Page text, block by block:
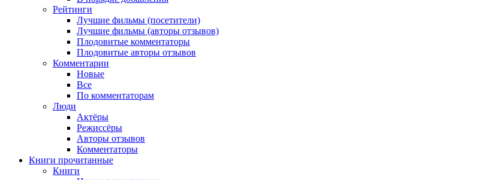
Рейтинги
Лучшие фильмы (посетители)
Лучшие фильмы (авторы отзывов)
Плодовитые комментаторы
Плодовитые авторы отзывов
Комментарии
Новые
Все
По комментаторам
Люди
Актёры
Режиссёры
Авторы отзывов
Комментаторы
Книги прочитанные
Книги